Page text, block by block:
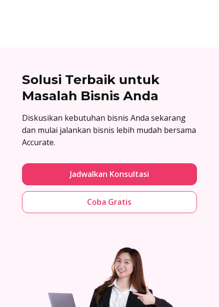
Solusi Terbaik untuk
Masalah Bisnis Anda
Diskusikan kebutuhan bisnis Anda sekarang
dan mulai jalankan bisnis lebih mudah bersama
Accurate.
Jadwalkan Konsultasi
Coba Gratis